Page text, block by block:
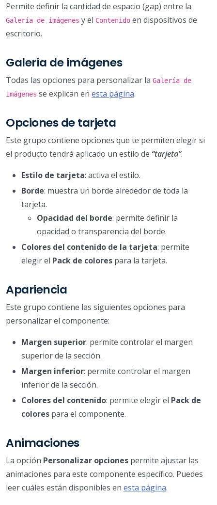
Permite definir la cantidad de espacio (gap) entre la
Galería de imágenes y el Contenido en dispositivos de
escritorio.
Galería de imágenes
Todas las opciones para personalizar la Galería de
imágenes se explican en esta página.
Opciones de tarjeta
Este grupo contiene opciones que te permiten elegir si
el producto tendrá aplicado un estilo de “tarjeta”.
Estilo de tarjeta: activa el estilo.
Borde: muestra un borde alrededor de toda la
tarjeta.
Opacidad del borde: permite definir la
opacidad o transparencia del borde.
Colores del contenido de la tarjeta: permite
elegir el Pack de colores para la tarjeta.
Apariencia
Este grupo contiene las siguientes opciones para
personalizar el componente:
Margen superior: permite controlar el margen
superior de la sección.
Margen inferior: permite controlar el margen
inferior de la sección.
Colores del contenido: permite elegir el Pack de
colores para el componente.
Animaciones
La opción Personalizar opciones permite ajustar las
animaciones para este componente específico. Puedes
leer cuáles están disponibles en esta página.